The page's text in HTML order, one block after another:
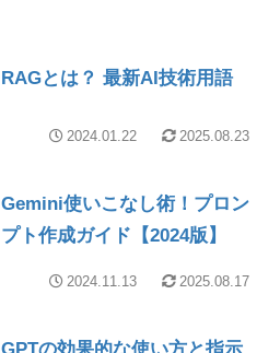
RAGとは？ 最新AI技術用語
2024.01.22 2025.08.23
Gemini使いこなし術！プロン
プト作成ガイド【2024版】
2024.11.13 2025.08.17
GPTの効果的な使い方と指示